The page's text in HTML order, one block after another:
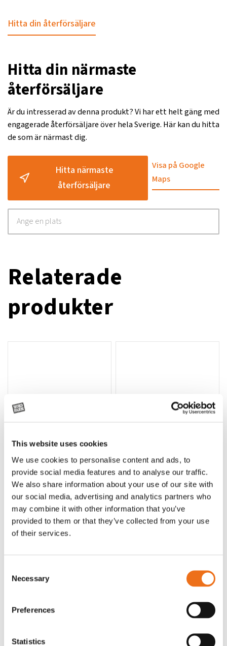
This website uses cookies
We use cookies to personalise content and ads, to
provide social media features and to analyse our traffic.
We also share information about your use of our site with
our social media, advertising and analytics partners who
may combine it with other information that you’ve
provided to them or that they’ve collected from your use
of their services.
Selection
Necessary
Preferences
Statistics
Hitta din återförsäljare
Hitta din närmaste
återförsäljare
Är du intresserad av denna produkt? Vi har ett helt gäng med
engagerade återförsäljare över hela Sverige. Här kan du hitta
de som är närmast dig.
Hitta närmaste
återförsäljare
Visa på Google
Maps
Relaterade
produkter
Lägg till i varukorg
T-shirt Avant barn grön 92 cm
G0007
90kr (ex. moms)
T-shirt Avant barn grön 104-110
cm
90 kr (ex. moms)